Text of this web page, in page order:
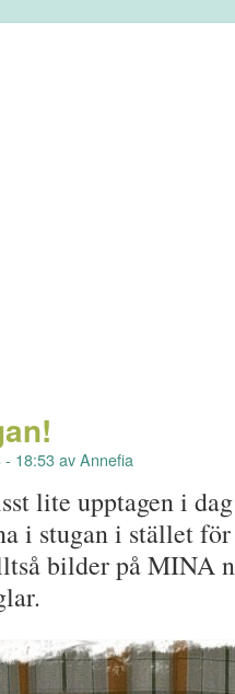
18:53 av Annefia
lite upptagen i
i stugan i stället
bilder på MINA